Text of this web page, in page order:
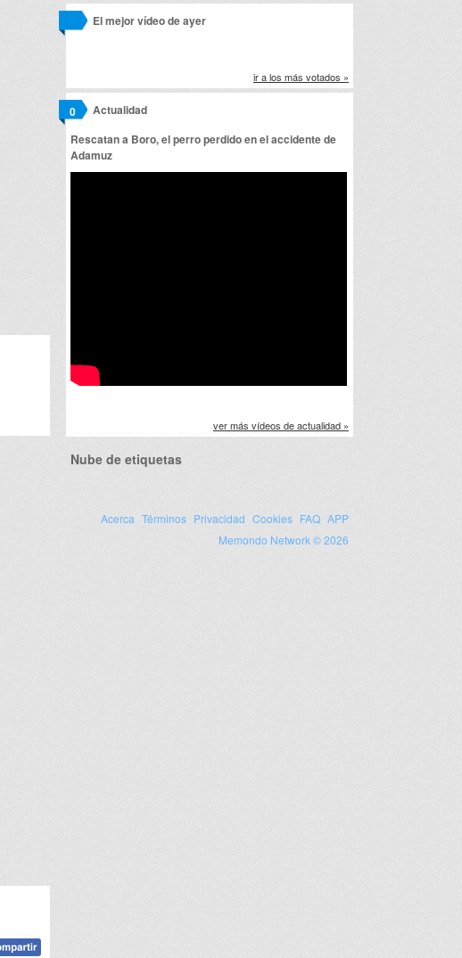
El mejor vídeo de ayer
ir a los más votados »
Actualidad
0
Rescatan a Boro, el perro perdido en el accidente de
Adamuz
ver más vídeos de actualidad »
Nube de etiquetas
Acerca Términos Privacidad Cookies FAQ APP
Memondo Network © 2026